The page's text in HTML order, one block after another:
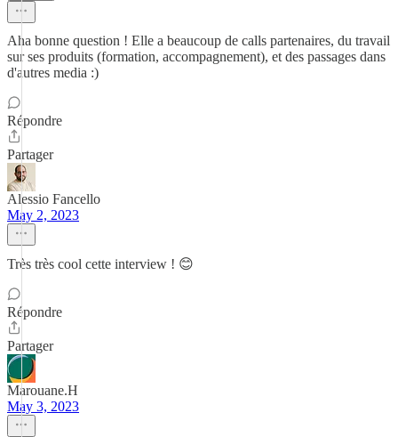
Aha bonne question ! Elle a beaucoup de calls partenaires, du travail
sur ses produits (formation, accompagnement), et des passages dans
d'autres media :)
Répondre
Partager
Alessio Fancello
May 2, 2023
Très très cool cette interview ! 😊
Répondre
Partager
Marouane.H
May 3, 2023